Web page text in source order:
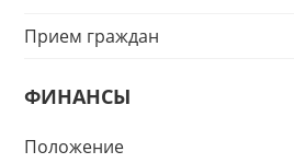
Прием граждан
ФИНАНСЫ
Положение